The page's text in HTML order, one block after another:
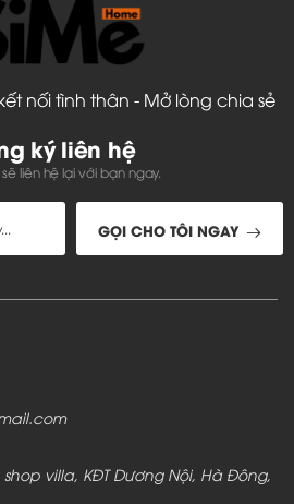
nối tình thân - Mở lòng chia sẻ
ký liên hệ
liên hệ lại với bạn ngay.
GỌI CHO TÔI NGAY
shop villa, KĐT Dương Nội, Hà Đông,